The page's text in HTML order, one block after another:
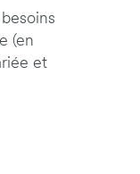
(en
et